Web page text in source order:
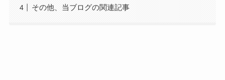
その他、当ブログの関連記事